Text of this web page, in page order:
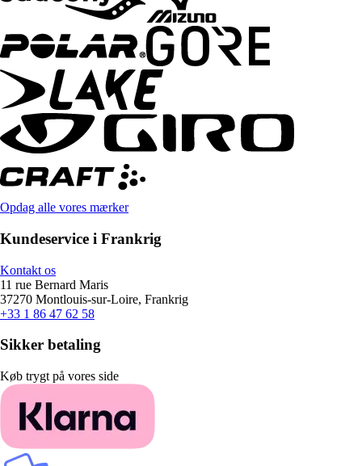
Opdag alle vores mærker
Kundeservice i Frankrig
Kontakt os
11 rue Bernard Maris
37270 Montlouis-sur-Loire, Frankrig
+33 1 86 47 62 58
Sikker betaling
Køb trygt på vores side